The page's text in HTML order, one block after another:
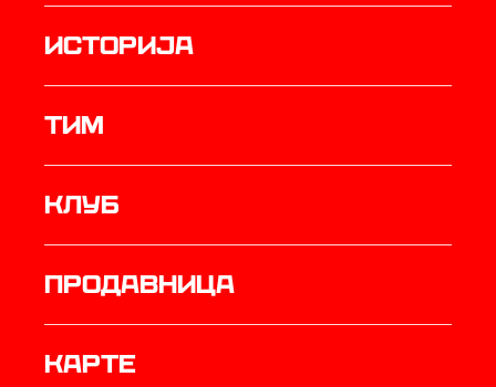
историја
ТИМ
Клуб
продавница
Карте